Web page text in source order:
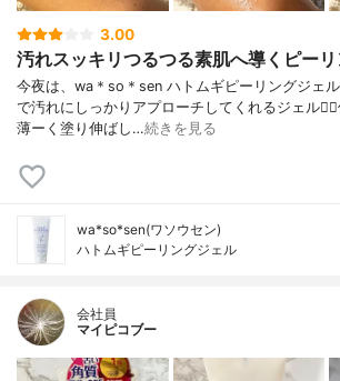
3.00
汚れスッキリつるつる素肌へ導くピー
今夜は、wa＊so＊sen ハトムギピーリングジェ
で汚れにしっかりアプローチしてくれるジェル
薄ーく塗り伸ばし…続きを見る
wa*so*sen(ワソウセン)
ハトムギピーリングジェル
会社員
マイピコブー